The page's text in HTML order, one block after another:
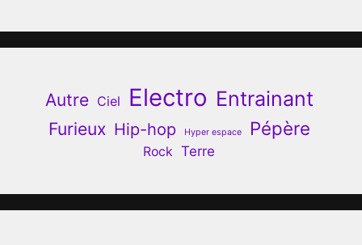
Autre Ciel Electro Entrainant
Furieux Hip-hop Hyper espace Pépère
Rock Terre